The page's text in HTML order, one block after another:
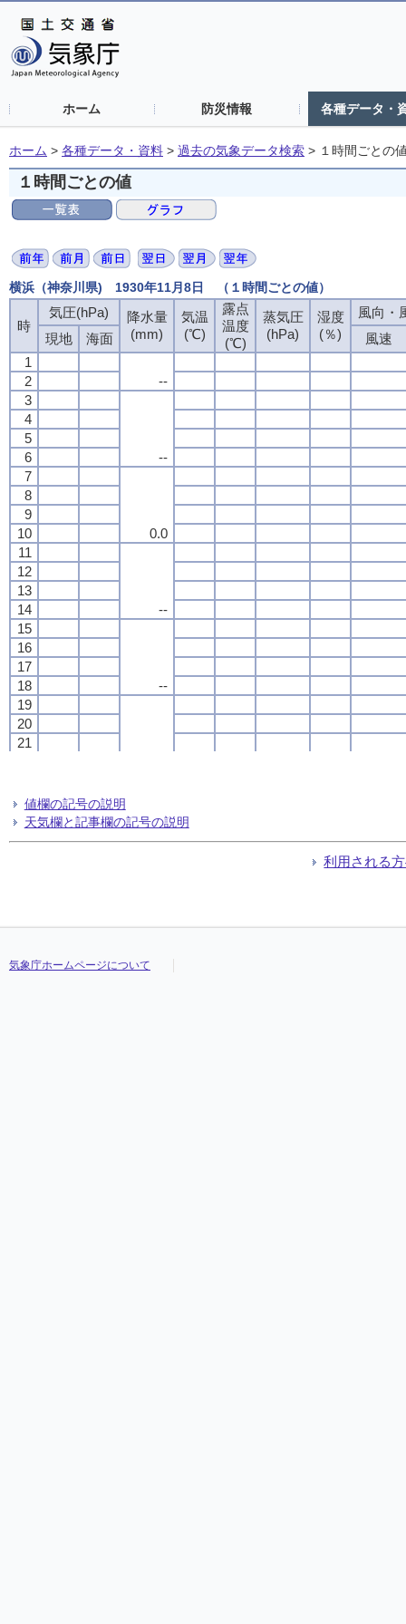
ホーム 防災情報 各種データ・
ホーム > 各種データ・資料 > 過去の気象データ検索 > １時間ごとの
１時間ごとの値
横浜（神奈川県) 1930年11月8日 （１時間ごとの値）
時
気圧(hPa)
降水量
(mm)
気温
(℃)
露点
温度
(℃)
蒸気圧
(hPa)
湿度
(％)
風向・
現地
海面
風速
1
--
2
3
--
4
5
6
7
0.0
8
9
10
11
--
12
13
14
15
--
16
17
18
19
20
21
24
時
気圧(hPa)
降水量
(mm)
気温
(℃)
露点
温度
(℃)
蒸気圧
(hPa)
湿度
(％)
風向・
現地
海面
風速
1
--
2
3
--
4
5
6
7
0.0
8
9
10
11
--
12
13
14
15
--
16
17
18
19
20
21
24
時
気圧(hPa)
降水量
(mm)
気温
(℃)
露点
温度
(℃)
蒸気圧
(hPa)
湿度
(％)
風向・
現地
海面
風速
1
--
2
3
--
4
5
6
7
0.0
8
9
10
11
--
12
13
14
15
--
16
17
18
19
20
21
24
時
気圧(hPa)
降水量
(mm)
気温
(℃)
露点
温度
(℃)
蒸気圧
(hPa)
湿度
(％)
風向・
現地
海面
風速
1
--
2
3
--
4
5
6
7
0.0
8
9
10
11
--
12
13
14
15
--
16
17
18
19
20
21
24
値欄の記号の説明
天気欄と記事欄の記号の説明
利用される
気象庁ホームページについて